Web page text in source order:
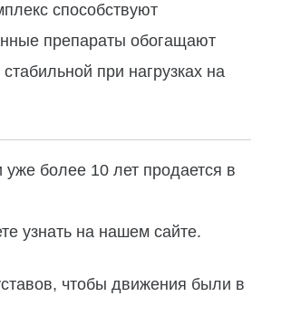
способствуют
препараты обогащают
при нагрузках на
более 10 лет продается в
узнать на нашем сайте.
чтобы движения были в